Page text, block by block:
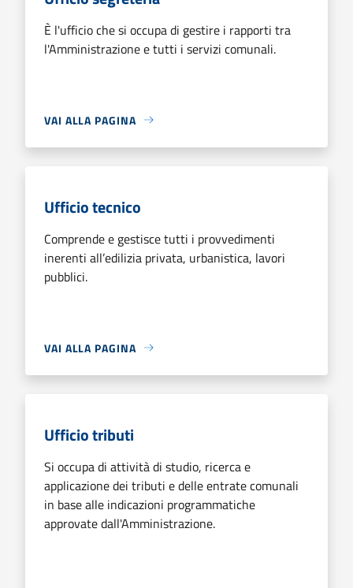
È l'ufficio che si occupa di gestire i rapporti tra
l'Amministrazione e tutti i servizi comunali.
VAI ALLA PAGINA
Ufficio tecnico
Comprende e gestisce tutti i provvedimenti
inerenti all’edilizia privata, urbanistica, lavori
pubblici.
VAI ALLA PAGINA
Ufficio tributi
Si occupa di attività di studio, ricerca e
applicazione dei tributi e delle entrate comunali
in base alle indicazioni programmatiche
approvate dall'Amministrazione.